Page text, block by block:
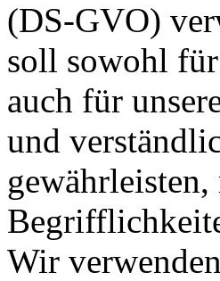
(DS-GVO)
soll sowohl
auch für
und
Wir